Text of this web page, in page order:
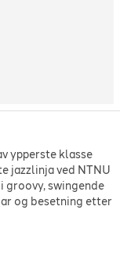
ypperste klasse
jazzlinja ved NTNU
groovy, swingende
og besetning etter